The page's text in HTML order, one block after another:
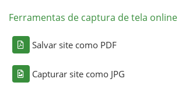
Ferramentas de captura de tela online
Salvar site como PDF
Capturar site como JPG